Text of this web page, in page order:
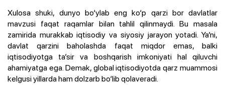
Xulosa shuki, dunyo bo‘ylab eng ko‘p qarzi bor davlatlar
mavzusi faqat raqamlar bilan tahlil qilinmaydi. Bu masala
zamirida murakkab iqtisodiy va siyosiy jarayon yotadi. Ya’ni,
davlat qarzini baholashda faqat miqdor emas, balki
iqtisodiyotga ta’sir va boshqarish imkoniyati hal qiluvchi
ahamiyatga ega. Demak, global iqtisodiyotda qarz muammosi
kelgusi yillarda ham dolzarb bo‘lib qolaveradi.